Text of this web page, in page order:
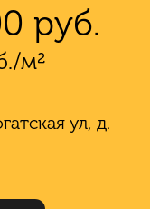
руб.
м²
ул, д.